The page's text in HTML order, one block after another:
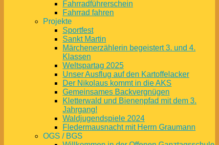
Fahrradführerschein
Fahrrad fahren
Projekte
Sportfest
Sankt Martin
Märchenerzählerin begeistert 3. und 4.
Klassen
Weltspartag 2025
Unser Ausflug auf den Kartoffelacker
Der Nikolaus kommt in die AKS
Gemeinsames Backvergnügen
Kletterwald und Bienenpfad mit dem 3.
Jahrgang!
Waldjugendspiele 2024
Fledermausnacht mit Herrn Graumann
OGS / BGS